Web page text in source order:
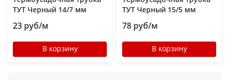
ТУТ Черный 14/7 мм
23 руб/м
В корзину
ТУТ Черный 15/5 мм
78 руб/м
В корзину